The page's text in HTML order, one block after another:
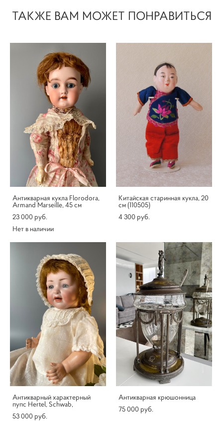
ТАКЖЕ ВАМ МОЖЕТ ПОНРАВИТЬСЯ
Антикварная кукла Florodora,
Armand Marseille, 45 см
23 000 pуб.
Нет в наличии
Китайская старинная кукла, 20
см (110505)
4 300 pуб.
Антикварный характерный
пупс Hertel, Schwab,
53 000 pуб.
Антикварная крюшонница
75 000 pуб.